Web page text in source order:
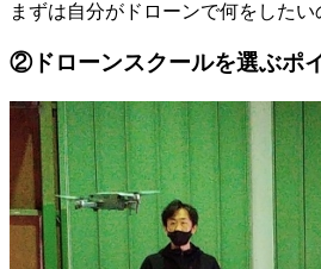
まずは自分がドローンで何をした
②ドローンスクールを選ぶポ